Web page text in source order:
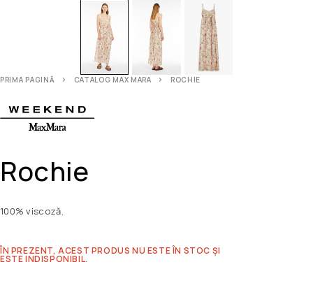
PRIMA PAGINĂ CATALOG MAX MARA ROCHIE
Rochie
100% viscoză.
ÎN PREZENT, ACEST PRODUS NU ESTE ÎN STOC ȘI
ESTE INDISPONIBIL.